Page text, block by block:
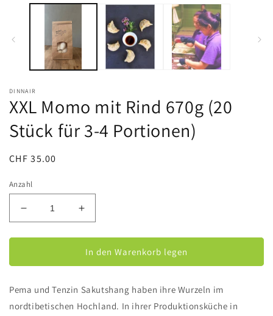
DINNAIR
XXL Momo mit Rind 670g (20
Stück für 3-4 Portionen)
Normaler
CHF 35.00
Anzahl
Verringere
die
Menge
XXL
mit
Rind
Erhöhe
die
Menge
für
XXL
mit
Rind
In den Warenkorb legen
Pema und Tenzin Sakutshang haben ihre Wurzeln im
nordtibetischen Hochland. In ihrer Produktionsküche in